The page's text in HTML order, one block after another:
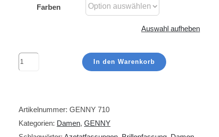
Farben
Auswahl aufheben
GENNY
710
In den Warenkorb
Artikelnummer: GENNY 710
Kategorien: Damen, GENNY